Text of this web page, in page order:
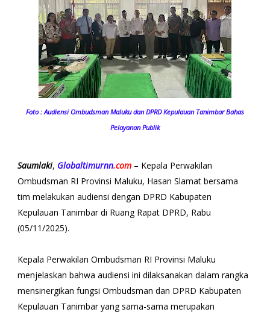
Foto : Audiensi Ombudsman Maluku dan DPRD Kepulauan Tanimbar Bahas
Pelayanan Publik
Saumlaki, Globaltimurnn.com– Kepala Perwakilan
Ombudsman RI Provinsi Maluku, Hasan Slamat bersama
tim melakukan audiensi dengan DPRD Kabupaten
Kepulauan Tanimbar di Ruang Rapat DPRD, Rabu
(05/11/2025).
Kepala Perwakilan Ombudsman RI Provinsi Maluku
menjelaskan bahwa audiensi ini dilaksanakan dalam rangka
mensinergikan fungsi Ombudsman dan DPRD Kabupaten
Kepulauan Tanimbar yang sama-sama merupakan